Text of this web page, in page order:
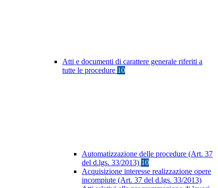
Atti e documenti di carattere generale riferiti a
tutte le procedure 10
Automatizzazione delle procedure (Art. 37
del d.lgs. 33/2013) 10
Acquisizione interesse realizzazione opere
incompiute (Art. 37 del d.lgs. 33/2013)